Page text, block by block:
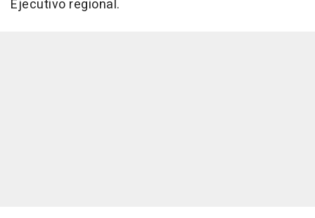
Ejecutivo regional.